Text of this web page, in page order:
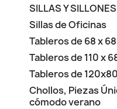
SILLAS Y SILLONES
Sillas de Oficinas
Tableros de 68 x
Tableros de 110 x
Tableros de
Chollos, Piezas
cómodo verano